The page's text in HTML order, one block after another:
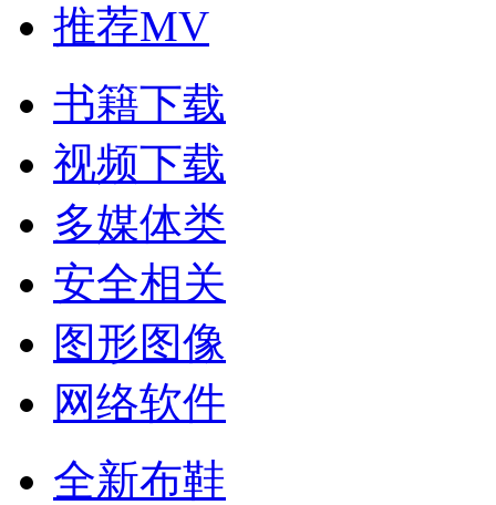
推荐MV
书籍下载
视频下载
多媒体类
安全相关
图形图像
网络软件
全新布鞋